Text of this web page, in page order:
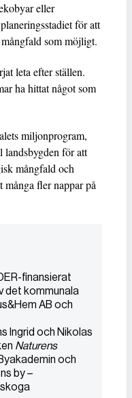
eller
för att
som möjligt.
leta efter ställen.
ha hittat något som
miljonprogram,
för att
mångfald och
många fler nappar på
finansierat
det kommunala
AB och
Ingrid och Nikolas
Naturens
och
by –